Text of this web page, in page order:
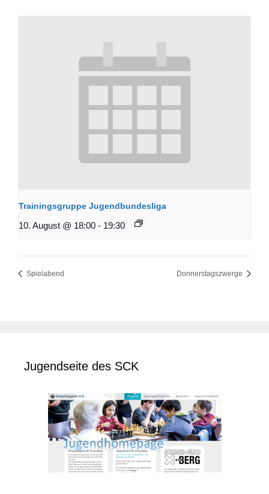
Trainingsgruppe Jugendbundesliga
10. August @ 18:00 - 19:30
Spielabend Donnerstagszwerge
Jugendseite des SCK